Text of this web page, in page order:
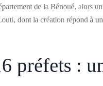
de la Bénoué, alors
dont la création répond à
préfets :